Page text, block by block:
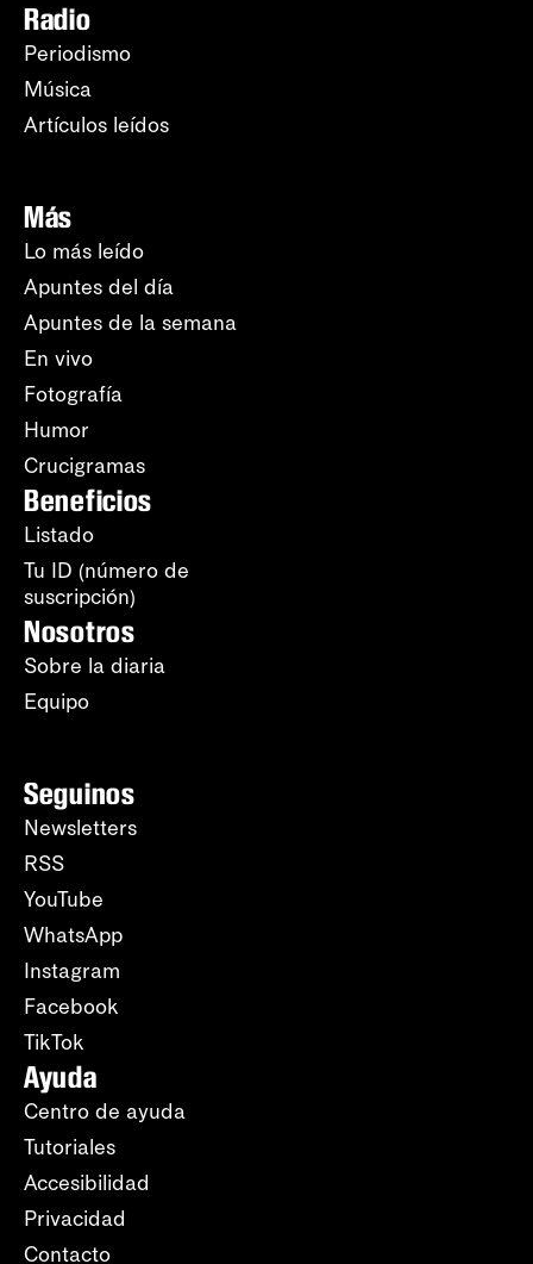
Radio
Periodismo
Música
Artículos leídos
Más
Lo más leído
Apuntes del día
Apuntes de la semana
En vivo
Fotografía
Humor
Crucigramas
Beneficios
Listado
Tu ID (número de
suscripción)
Nosotros
Sobre la diaria
Equipo
Seguinos
Newsletters
RSS
YouTube
WhatsApp
Instagram
Facebook
TikTok
Ayuda
Centro de ayuda
Tutoriales
Accesibilidad
Privacidad
Contacto